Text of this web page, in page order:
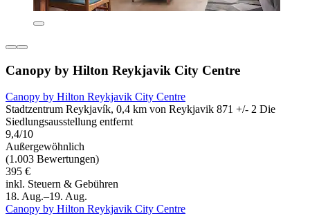
Canopy by Hilton Reykjavik City Centre
Canopy by Hilton Reykjavik City Centre
Stadtzentrum Reykjavík, 0,4 km von Reykjavik 871 +/- 2 Die
Siedlungsausstellung entfernt
9,4/10
Außergewöhnlich
(1.003 Bewertungen)
395 €
inkl. Steuern & Gebühren
18. Aug.–19. Aug.
Canopy by Hilton Reykjavik City Centre